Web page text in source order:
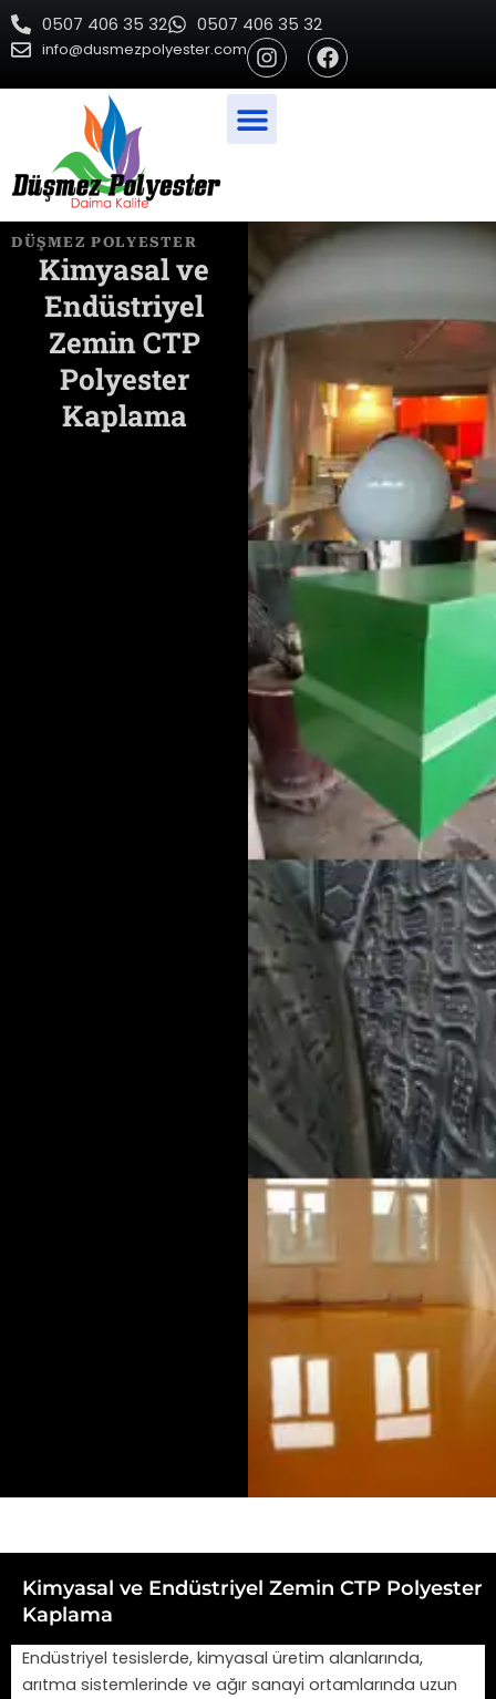
İçeriğe
atla
0507 406 35 32 0507 406 35 32
info@dusmezpolyester.com
I
n
s
t
a
m
F
a
c
DÜŞMEZ POLYESTER​
Kimyasal ve
Endüstriyel
Zemin CTP
Polyester
Kaplama
Kimyasal ve Endüstriyel Zemin CTP Polyester
Kaplama
Endüstriyel tesislerde, kimyasal üretim alanlarında,
arıtma sistemlerinde ve ağır sanayi ortamlarında uzun